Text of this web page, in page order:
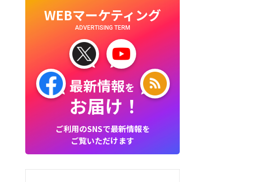
WEBマーケティング
ADVERTISING TERM
最新情報を
お届け！
ご利用のSNSで最新情報を
ご覧いただけます